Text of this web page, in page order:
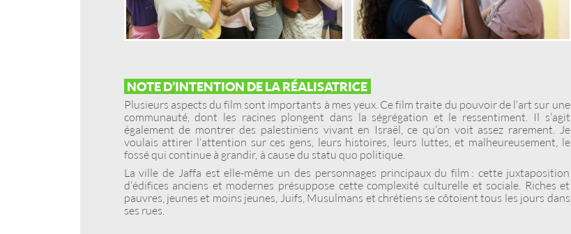
NOTE D’INTENTION DE LA RÉALISATRICE
Plusieurs aspects du film sont importants à mes yeux. Ce film traite du pouvoir de l’art sur une
communauté, dont les racines plongent dans la ségrégation et le ressentiment. Il s’agit
également de montrer des palestiniens vivant en Israël, ce qu’on voit assez rarement. Je
voulais attirer l’attention sur ces gens, leurs histoires, leurs luttes, et malheureusement, le
fossé qui continue à grandir, à cause du statu quo politique.
La ville de Jaffa est elle-même un des personnages principaux du film : cette juxtaposition
d’édifices anciens et modernes présuppose cette complexité culturelle et sociale. Riches et
pauvres, jeunes et moins jeunes, Juifs, Musulmans et chrétiens se côtoient tous les jours dans
ses rues.